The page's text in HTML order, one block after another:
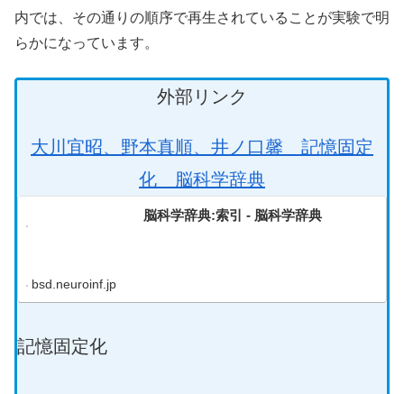
内では、その通りの順序で再生されていることが実験で明
らかになっています。
外部リンク
大川宜昭、野本真順、井ノ口馨 記憶固定
化 脳科学辞典
脳科学辞典:索引 - 脳科学辞典
bsd.neuroinf.jp
記憶固定化